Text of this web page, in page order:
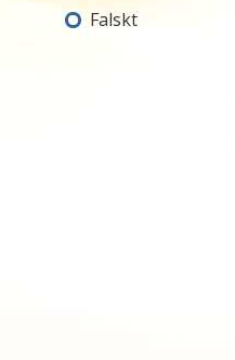
Falskt